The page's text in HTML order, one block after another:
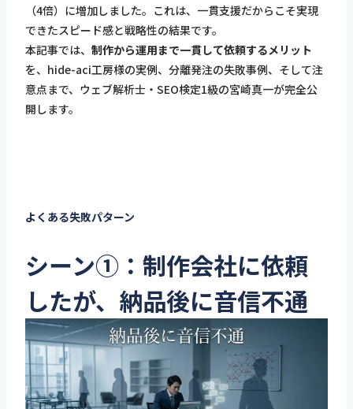
（4倍）に増加しました。これは、一貫支援だからこそ実現
できたスピード感と戦略性の結果です。
本記事では、 制作から運用まで一貫して依頼するメリット
を、hide-aci工房様の実例、分離発注の失敗事例、そして注
意点まで、ウェブ解析士・SEO検定1級の宮崎真一が完全公
開します。
よくある失敗パターン
シーン①：制作会社に依頼
したが、納品後に音信不通